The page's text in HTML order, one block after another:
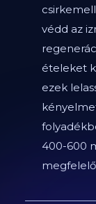
védd az
ételeket
ezek
400-600